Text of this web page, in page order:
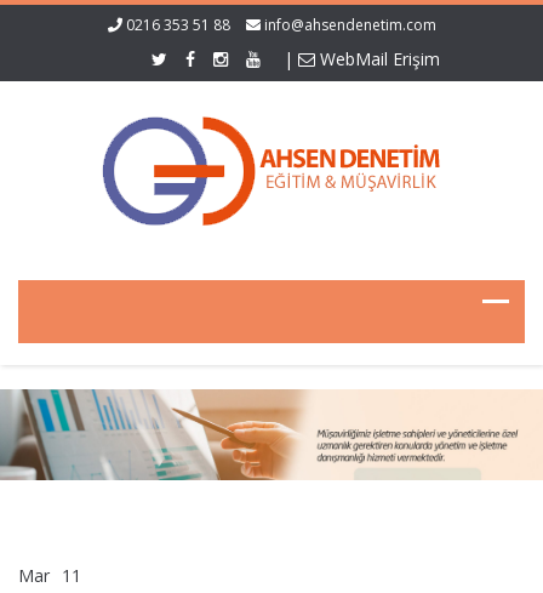
0216 353 51 88 info@ahsendenetim.com
| WebMail Erişim
Mar 11